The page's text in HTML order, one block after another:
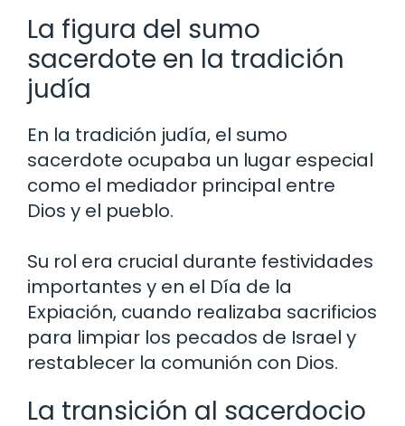
La figura del sumo
sacerdote en la tradición
judía
En la tradición judía, el sumo
sacerdote ocupaba un lugar especial
como el mediador principal entre
Dios y el pueblo.
Su rol era crucial durante festividades
importantes y en el Día de la
Expiación, cuando realizaba sacrificios
para limpiar los pecados de Israel y
restablecer la comunión con Dios.
La transición al sacerdocio